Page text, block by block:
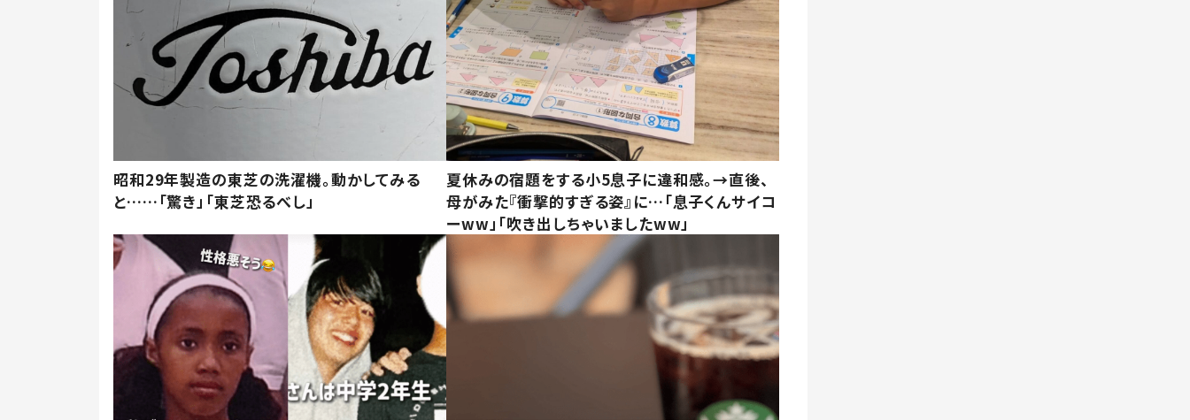
昭和29年製造の東芝の洗濯機。動かしてみる
と……「驚き」「東芝恐るべし」
夏休みの宿題をする小5息子に違和感。→直後、
母がみた『衝撃的すぎる姿』に…「息子くんサイコ
ーww」「吹き出しちゃいましたww」